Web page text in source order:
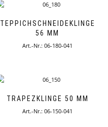
TEPPICHSCHNEIDEKLINGE
56 MM
Art.-Nr.: 06-180-041
TRAPEZKLINGE 50 MM
Art.-Nr.: 06-150-041